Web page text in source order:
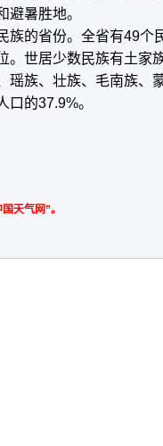
避暑胜地。
的省份。全省有49个
。世居少数民族有土家
瑶族、壮族、毛南族、
口的37.9%。
天气网”。